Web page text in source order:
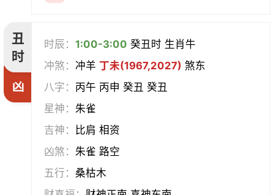
移徙 分居 出火
放水 畋猎
丑
时
凶
时辰：1:00-3:00 癸丑时 生肖牛
冲煞：冲羊 丁未(1967,2027) 煞东
八字： 丙午 丙申 癸丑 癸丑
星神： 朱雀
吉神：
比肩 相资
凶煞： 朱雀 路空
五行： 桑枯木